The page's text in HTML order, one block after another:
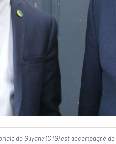
de Guyane (CTG) est accompagné